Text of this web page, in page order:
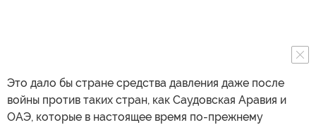
Это дало бы стране средства давления даже после
войны против таких стран, как Саудовская Аравия и
ОАЭ, которые в настоящее время по-прежнему